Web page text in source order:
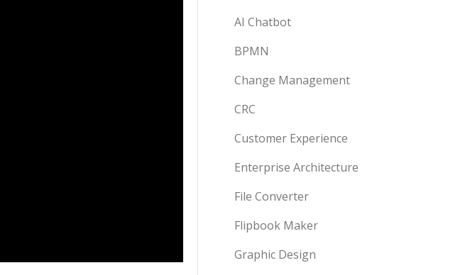
AI Chatbot
BPMN
Change Management
CRC
Customer Experience
Enterprise Architecture
File Converter
Flipbook Maker
Graphic Design